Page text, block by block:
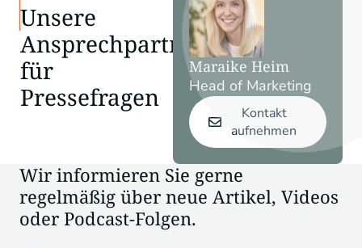
Unsere
Ansprechpartnerin
für
Pressefragen
Maraike Heim
Head of Marketing
Kontakt
aufnehmen
Wir informieren Sie gerne
regelmäßig über neue Artikel, Videos
oder Podcast-Folgen.